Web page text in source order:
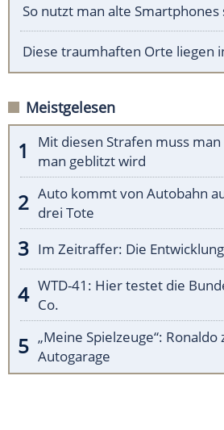
So nutzt man alte Smartphones
Diese traumhaften Orte liegen
Meistgelesen
Mit diesen Strafen muss
man geblitzt wird
Auto kommt von Autobahn
drei Tote
Im Zeitraffer: Die
WTD-41: Hier testet die
Co.
„Meine Spielzeuge“: Ronaldo
Autogarage